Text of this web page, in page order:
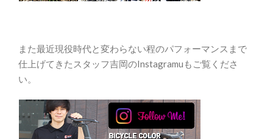
また最近現役時代と変わらない程のパフォーマンスまで
仕上げてきたスタッフ吉岡のInstagramuもご覧くださ
い。